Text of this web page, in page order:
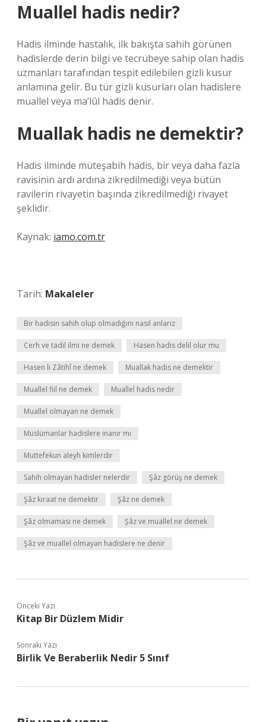
Muallel hadis nedir?
Hadis ilminde hastalık, ilk bakışta sahih görünen
hadislerde derin bilgi ve tecrübeye sahip olan hadis
uzmanları tarafından tespit edilebilen gizli kusur
anlamına gelir. Bu tür gizli kusurları olan hadislere
muallel veya ma’lûl hadis denir.
Muallak hadis ne demektir?
Hadis ilminde müteşabih hadis, bir veya daha fazla
ravisinin ardı ardına zikredilmediği veya bütün
ravilerin rivayetin başında zikredilmediği rivayet
şeklidir.
Kaynak: iamo.com.tr
Tarih: Makaleler
Bir hadisin sahih olup olmadığını nasıl anlarız
Cerh ve tadil ilmi ne demek Hasen hadis delil olur mu
Hasen li Zâtihî ne demek Muallak hadis ne demektir
Muallel fiil ne demek Muallel hadis nedir
Muallel olmayan ne demek
Müslümanlar hadislere inanır mı
Muttefekun aleyh kimlerdir
Sahih olmayan hadisler nelerdir Şâz görüş ne demek
Şâz kıraat ne demektir Şâz ne demek
Şâz olmaması ne demek Şâz ve muallel ne demek
Şâz ve muallel olmayan hadislere ne denir
Önceki Yazı
Kitap Bir Düzlem Midir
Sonraki Yazı
Birlik Ve Beraberlik Nedir 5 Sınıf